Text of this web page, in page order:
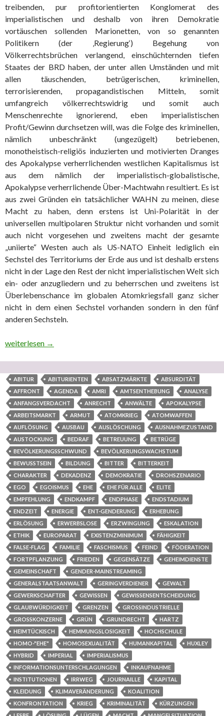
treibenden, pur profitorientierten Konglomerat des
imperialistischen und deshalb von ihren Demokratie
vortäuschen sollenden Marionetten, von so genannten
Politikern (der ‚Regierung‘) Begehung von
Völkerrechtsbrüchen verlangend, einschüchternden tiefen
Staates der BRD haben, der unter allen Umständen und mit
allen täuschenden, betrügerischen, kriminellen,
terrorisierenden, propagandistischen Mitteln, somit
umfangreich völkerrechtswidrig und somit auch
Menschenrechte ignorierend, eben imperialistischen
Profit/Gewinn durchsetzen will, was die Folge des kriminellen,
nämlich unbeschränkt (ungezügelt) betriebenen,
monotheistisch-religiös induzierten und motivierten Dranges
des Apokalypse verherrlichenden westlichen Kapitalismus ist
aus dem nämlich der imperialistisch-globalistische,
Apokalypse verherrlichende Über-Machtwahn resultiert. Es ist
aus zwei Gründen ein tatsächlicher WAHN zu meinen, diese
Macht zu haben, denn erstens ist Uni-Polarität in der
universellen multipolaren Struktur nicht vorhanden und somit
auch nicht vorgesehen und zweitens macht der gesamte
„uniierte“ Westen auch als US-NATO Einheit lediglich ein
Sechstel des Territoriums der Erde aus und ist deshalb erstens
nicht in der Lage den Rest der nicht imperialistischen Welt sich
ein- oder anzugliedern und zu beherrschen und zweitens ist
Überlebenschance im globalen Atomkriegsfall ganz sicher
nicht in dem einen Sechstel vorhanden sondern in den fünf
anderen Sechsteln.
Staatsgewalten mit enormen Glaubwürdigkeitsproblemen: 1.
weiterlesen →
ABITUR ABITURIENTEN ABSATZMÄRKTE
ABSURDITÄT
AFFRONT
AGENDA AMRI AMTSENTHEBUNG
ANALYSE
ANFANGSVERDACHT
ANRECHT ANWÄLTE
APOKALYPSE
ARBEITSMARKT
ARMUT ATOMKRIEG
ATOMWAFFEN
AUFLÖSUNG
AUSBAU AUSLÖSCHUNG
AUSNAHMEZUSTAND
AUSTOCKUNG
BEDRAF BETREUUNG
BETRÜGE
BEVÖLKERUNGSSCHWUND
BEVÖLKERUNGSWACHSTUM
BEWUSSTSEIN
BILDUNG BITTER
BITTERKEIT
CHARAKTER
DEKADENZ DEMOKRATIE
DROHSZENARIO
EGO
EGOISMUS EHE EHE FÜR ALLE
ELITE
EMPFEHLUNG
ENDKAMPF ENDPHASE
ENDSTADIUM
ENDZEIT
ENERGIE ENT-GENDERUNG
ERHEBUNG
ERLÖSUNG
ERWERBSLOSE ERZWINGUNG
ESKALATION
ETHIK
EUROPARAT EXISTENZMINIMUM
FÄHIGKEIT
FALSE-FLAG
FAMILIE FASCHISMUS FEIND
FÖDERATION
FORTPFLANZUNG
FRIEDEN GEGENSÄTZE
GEHEIMDIENSTE
GEMEINSCHAFT
GENDER-MAINSTREAMING
GENERALSTAATSANWALT
GERINGVERDIENER
GEWALT
GEWERKSCHAFTER
GEWISSEN
GEWISSENSENTSCHEIDUNG
GLAUBWÜRDIGKEIT
GRENZEN
GROSSINDUSTRIELLE
GROSSKONZERNE
GRÜN GRUNDRECHT
HARTZ
HEIMTÜCKISCH
HEMMUNGSLOSIGKEIT
HOCHSCHULE
HOMO-"EHE"
HOMOSEXUALITÄT HUMANKAPITAL
HUXLEY
HYBRID
IMPERIAL
IMPERIALISMUS
INFORMATIONSUNTERSCHLAGUNGEN
INKAUFNAHME
INSTITUTIONEN
IRRWEG JOURNAILLE
KAPITAL
KLEIDUNG
KLIMAVERÄNDERUNG
KOALITION
KONFRONTATION
KRIEG KRIMINALITÄT
KÜRZUNGEN